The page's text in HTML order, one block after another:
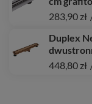
283,90 zł
Duplex
448,80 zł